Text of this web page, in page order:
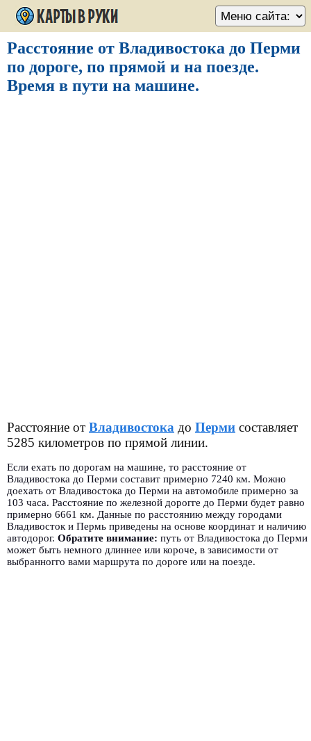
Расстояние от Владивостока до Перми
по дороге, по прямой и на поезде.
Время в пути на машине.
Расстояние от Владивостока до Перми составляет
5285 километров по прямой линии.
Если ехать по дорогам на машине, то расстояние от
Владивостока до Перми составит примерно 7240 км. Можно
доехать от Владивостока до Перми на автомобиле примерно за
103 часа. Расстояние по железной дорогге до Перми будет равно
примерно 6661 км. Данные по расстоянию между городами
Владивосток и Пермь приведены на основе координат и наличию
автодорог. Обратите внимание: путь от Владивостока до Перми
может быть немного длиннее или короче, в зависимости от
выбранногго вами маршрута по дороге или на поезде.